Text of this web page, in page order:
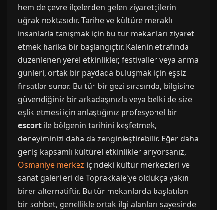
hem de çevre ilçelerden gelen ziyaretçilerin
uğrak noktasıdır. Tarihe ve kültüre meraklı
insanlarla tanışmak için bu tür mekanları ziyaret
etmek harika bir başlangıçtır. Kalenin etrafında
düzenlenen yerel etkinlikler, festivaller veya anma
günleri, ortak bir paydada buluşmak için eşsiz
fırsatlar sunar. Bu tür bir gezi sırasında, bilgisine
güvendiğiniz bir arkadaşınızla veya belki de size
eşlik etmesi için anlaştığınız profesyonel bir
escort ile bölgenin tarihini keşfetmek,
deneyiminizi daha da zenginleştirebilir. Eğer daha
geniş kapsamlı kültürel etkinlikler arıyorsanız,
Osmaniye merkez içindeki kültür merkezleri ve
sanat galerileri de Toprakkale'ye oldukça yakın
birer alternatiftir. Bu tür mekanlarda başlatılan
bir sohbet, genellikle ortak ilgi alanları sayesinde